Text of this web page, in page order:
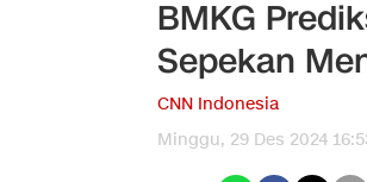
BMKG
Sepekan
CNN Indonesia
Minggu, 29 Des 2024